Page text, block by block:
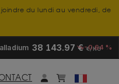
joindre du lundi au vendredi, de
38 143.97 €€/KG
-0.64 %
Mon compte
monpanier